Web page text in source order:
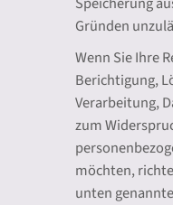
Gründen
Wenn Sie Ihre
Berichtigung,
Verarbeitung,
zum
möchten,
unten